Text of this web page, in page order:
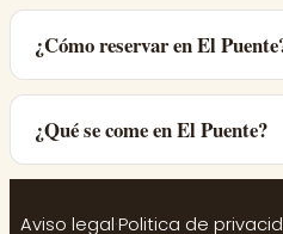
¿Cómo reservar en El
¿Qué se come en El Puente?
Aviso legal·Politica de